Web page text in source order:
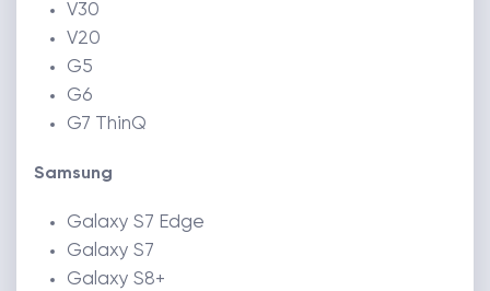
V30
V20
G5
G6
G7 ThinQ
Samsung
Galaxy S7 Edge
Galaxy S7
Galaxy S8+